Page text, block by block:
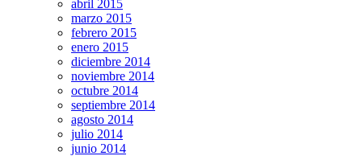
abril 2015
marzo 2015
febrero 2015
enero 2015
diciembre 2014
noviembre 2014
octubre 2014
septiembre 2014
agosto 2014
julio 2014
junio 2014